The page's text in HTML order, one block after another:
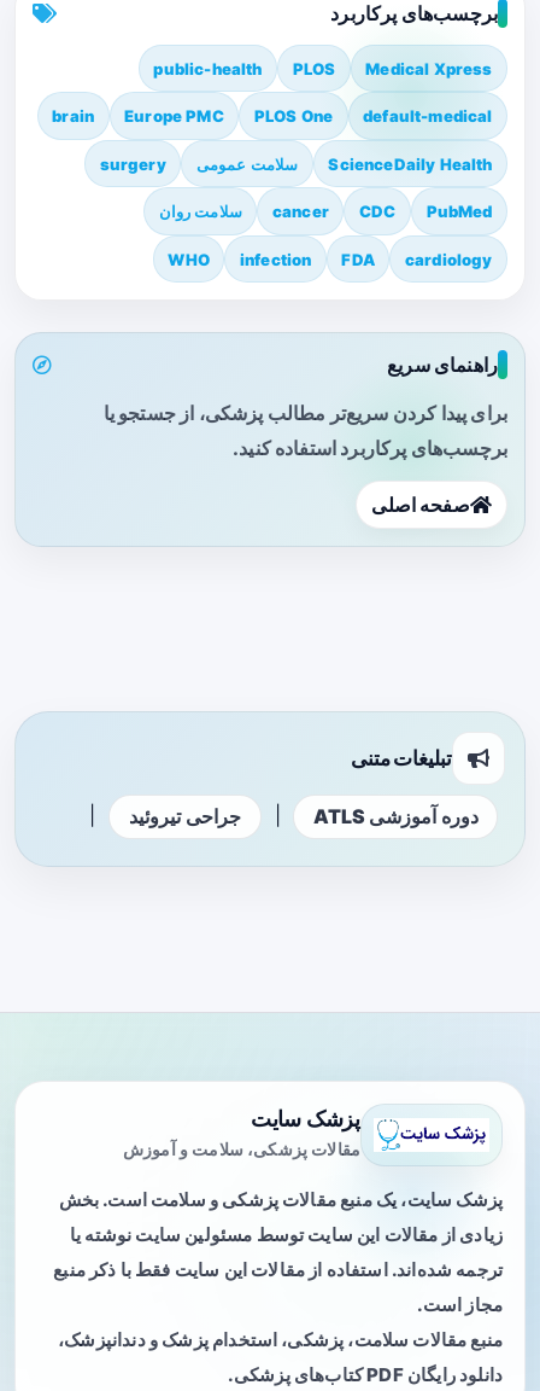
برچسب‌های پرکاربرد
Medical Xpress
PLOS
public-health
default-medical
PLOS One
Europe PMC
brain
ScienceDaily Health سلامت عمومی surgery
PubMed
CDC
cancer سلامت روان
cardiology
FDA
infection
WHO
راهنمای سریع
برای پیدا کردن سریع‌تر مطالب پزشکی، از جستجو یا
برچسب‌های پرکاربرد استفاده کنید.
صفحه اصلی
تبلیغات متنی
دوره آموزشی ATLS جراحی تیروئید
پزشک سایت
مقالات پزشکی، سلامت و آموزش
پزشک سایت، یک منبع مقالات پزشکی و سلامت است. بخش
زیادی از مقالات این سایت توسط مسئولین سایت نوشته یا
ترجمه شده‌اند. استفاده از مقالات این سایت فقط با ذکر منبع
مجاز است.
منبع مقالات سلامت، پزشکی، استخدام پزشک و دندانپزشک،
دانلود رایگان PDF کتاب‌های پزشکی.